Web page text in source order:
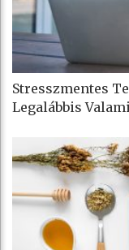
Stresszmentes
Legalábbis